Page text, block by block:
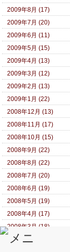
2009年8月 (17)
2009年7月 (20)
2009年6月 (11)
2009年5月 (15)
2009年4月 (13)
2009年3月 (12)
2009年2月 (13)
2009年1月 (22)
2008年12月 (13)
2008年11月 (17)
2008年10月 (15)
2008年9月 (22)
2008年8月 (22)
2008年7月 (20)
2008年6月 (19)
2008年5月 (19)
2008年4月 (17)
2008年3月 (18)
2008年2月 (15)